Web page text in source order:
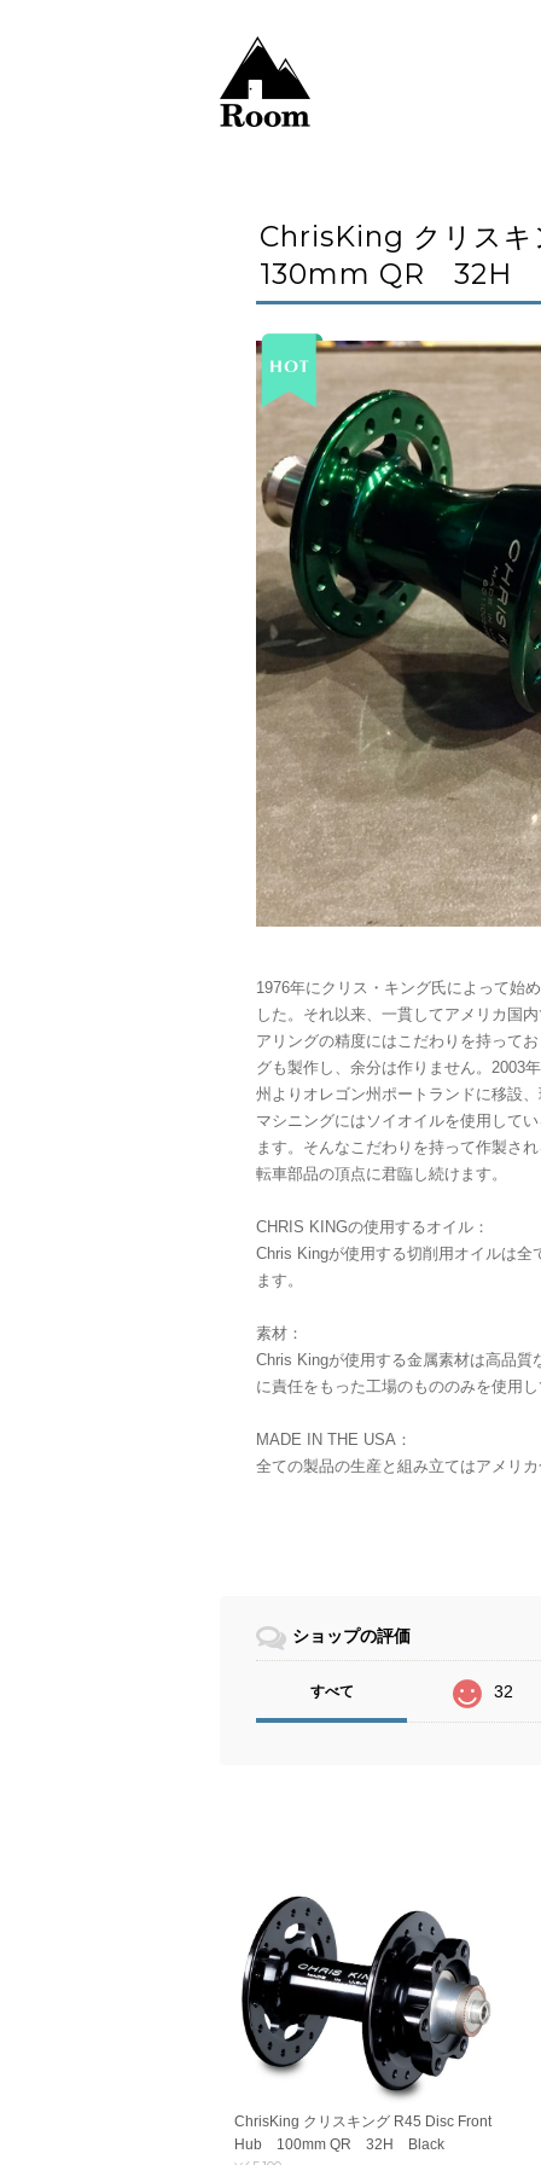
ChrisKing クリス
130mm QR 32H
1976年にクリス・キング氏によって始
した。それ以来、一貫してアメリカ国
アリングの精度にはこだわりを持って
グも製作し、余分は作りません。2003
州よりオレゴン州ポートランドに移設
マシニングにはソイオイルを使用して
ます。そんなこだわりを持って作製さ
転車部品の頂点に君臨し続けます。
CHRIS KINGの使用するオイル：
Chris Kingが使用する切削用オイルは
ます。
素材：
Chris Kingが使用する金属素材は高品質
に責任をもった工場のもののみを使用し
MADE IN THE USA：
全ての製品の生産と組み立てはアメリカ
ショップの評価
すべて 32
ChrisKing クリスキング R45 Disc Front
Hub 100mm QR 32H Black